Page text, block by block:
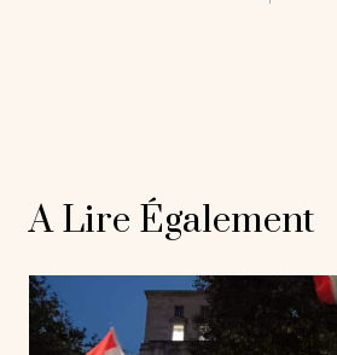
A Lire Également